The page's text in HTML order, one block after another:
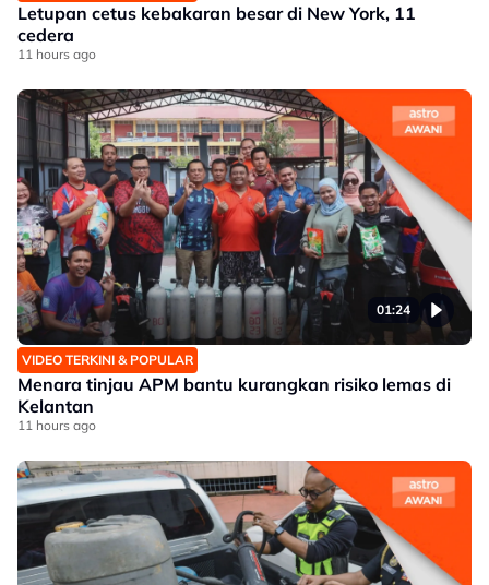
Letupan cetus kebakaran besar di New York, 11
cedera
11 hours ago
01:24
VIDEO TERKINI & POPULAR
Menara tinjau APM bantu kurangkan risiko lemas di
Kelantan
11 hours ago